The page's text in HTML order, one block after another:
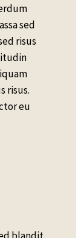
sed
risus
risus.
eu